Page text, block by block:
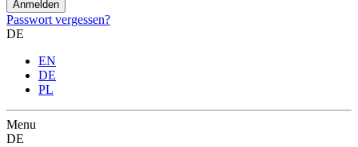
Passwort vergessen?
DE
EN
DE
PL
Menu
DE